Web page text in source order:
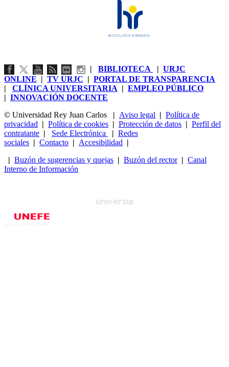
| BIBLIOTECA | URJC
ONLINE | TV URJC | PORTAL DE TRANSPARENCIA
| CLÍNICA UNIVERSITARIA | EMPLEO PÚBLICO
| INNOVACIÓN DOCENTE
© Universidad Rey Juan Carlos
| Aviso legal | Política de
privacidad | Política de cookies | Protección de datos | Perfil del
contratante | Sede Electrónica | Redes
sociales | Contacto | Accesibilidad |
| Buzón de sugerencias y quejas | Buzón del rector| Canal
Interno de Información